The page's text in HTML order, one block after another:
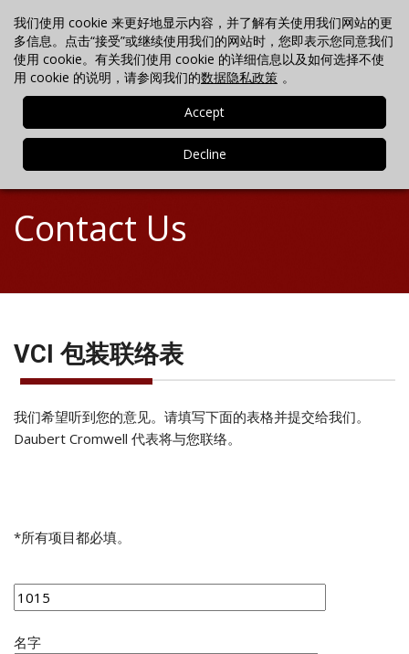
我们使用 cookie 来更好地显示内容，并了解有关使用我们网站的更
多信息。点击“接受”或继续使用我们的网站时，您即表示您同意我们
使用 cookie。有关我们使用 cookie 的详细信息以及如何选择不使
用 cookie 的说明，请参阅我们的数据隐私政策 。
联络我们 搜索 最新消息 电话 +86-21-3702-7725
Contact Us
VCI 包装联络表
我们希望听到您的意见。请填写下面的表格并提交给我们。
Daubert Cromwell 代表将与您联络。
*所有项目都必填。
名字